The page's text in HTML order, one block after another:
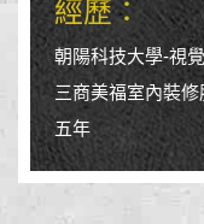
經歷：
朝陽科技大學-視
三商美福室內裝
五年